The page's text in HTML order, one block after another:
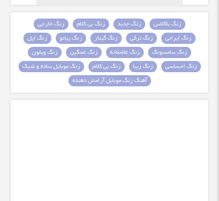
زنگ باکلاس زنگ جدید زنگ بی کلام
زنگ خارجی
زنگ ایرانی
زنگ ترکی زنگ گیتار زنگ پیانو
زنگ اپل
زنگ سامسونگ
زنگ عاشقانه زنگ غمگین
زنگ ویلون
زنگ احساسی
زنگ زیبا زنگ بی کلام
زنگ موبایل ساده و شیک
آهنگ زنگ موبایل آرامش دهنده